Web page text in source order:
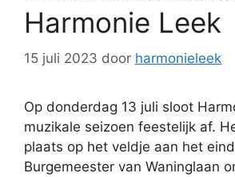
Harmonie Leek
15 juli 2023 door harmonieleek
Op donderdag 13 juli sloot
muzikale seizoen feestelijk af.
plaats op het veldje aan het
Burgemeester van Waninglaan